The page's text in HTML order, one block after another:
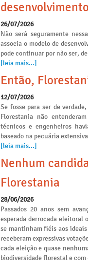
26/07/2026
Não será seguramente
associa o modelo de
pode continuar por não ser,
[leia mais...]
Então,
12/07/2026
Se fosse para ser de
Florestania não
técnicos e engenheiros
baseado na pecuária
[leia mais...]
Nenhum
Florestania
28/06/2026
Passados 20 anos sem
esperada derrocada eleitoral
se mantinham fiéis aos
receberam expressivas
cada eleição e quase
biodiversidade florestal e